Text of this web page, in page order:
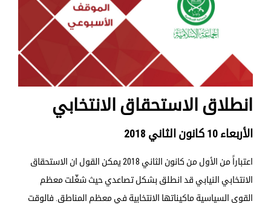
انطلاق الاستحقاق الانتخابي
الأربعاء 10 كانون الثاني 2018
اعتباراً من الأول من كانون الثاني 2018 يمكن القول ان الاستحقاق
الانتخابي النيابي قد انطلق بشكل تصاعدي حيث شغّلت معظم
القوى السياسية ماكيناتها الانتخابية في معظم المناطق. فالوقت